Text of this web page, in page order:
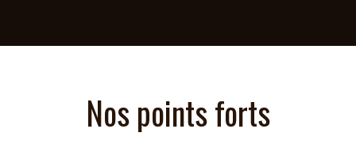
Nos points forts